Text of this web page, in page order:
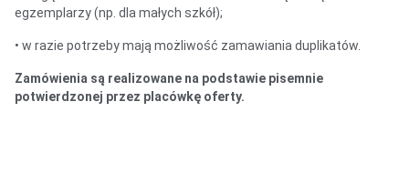
egzemplarzy (np. dla małych szkół);
• w razie potrzeby mają możliwość zamawiania duplikatów.
Zamówienia są realizowane na podstawie pisemnie
potwierdzonej przez placówkę oferty.